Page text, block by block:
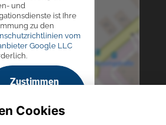
und
ist Ihre
zu den
vom
Google LLC
Zustimmen
aktivieren
Cookies